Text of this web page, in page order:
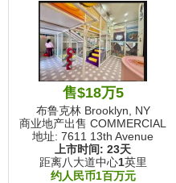
售$18万5
布鲁克林 Brooklyn, NY
商业地产出售 COMMERCIAL
地址: 7611 13th Avenue
上市时间: 23天
距离八大道中心1英里
约人民币1百万元